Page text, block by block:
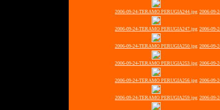
2006-09-24-TERAMO PERUGIA244.jpg 2006-09-
2006-09-24-TERAMO PERUGIA247.jpg 2006-09-
2006-09-24-TERAMO PERUGIA250.jpg 2006-09-
2006-09-24-TERAMO PERUGIA253.jpg 2006-09-
2006-09-24-TERAMO PERUGIA256.jpg 2006-09-
2006-09-24-TERAMO PERUGIA259.jpg 2006-09-